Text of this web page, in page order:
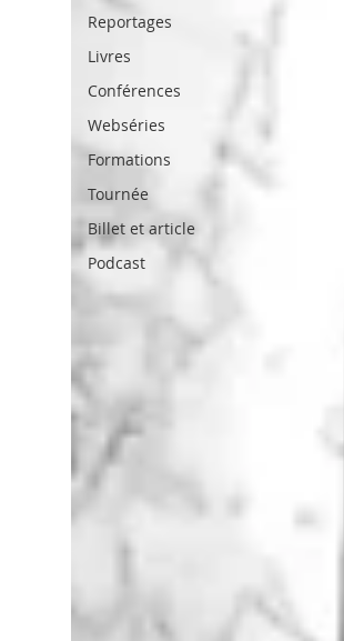
Reportages
Livres
Conférences
Webséries
Formations
Tournée
Billet et article
Podcast